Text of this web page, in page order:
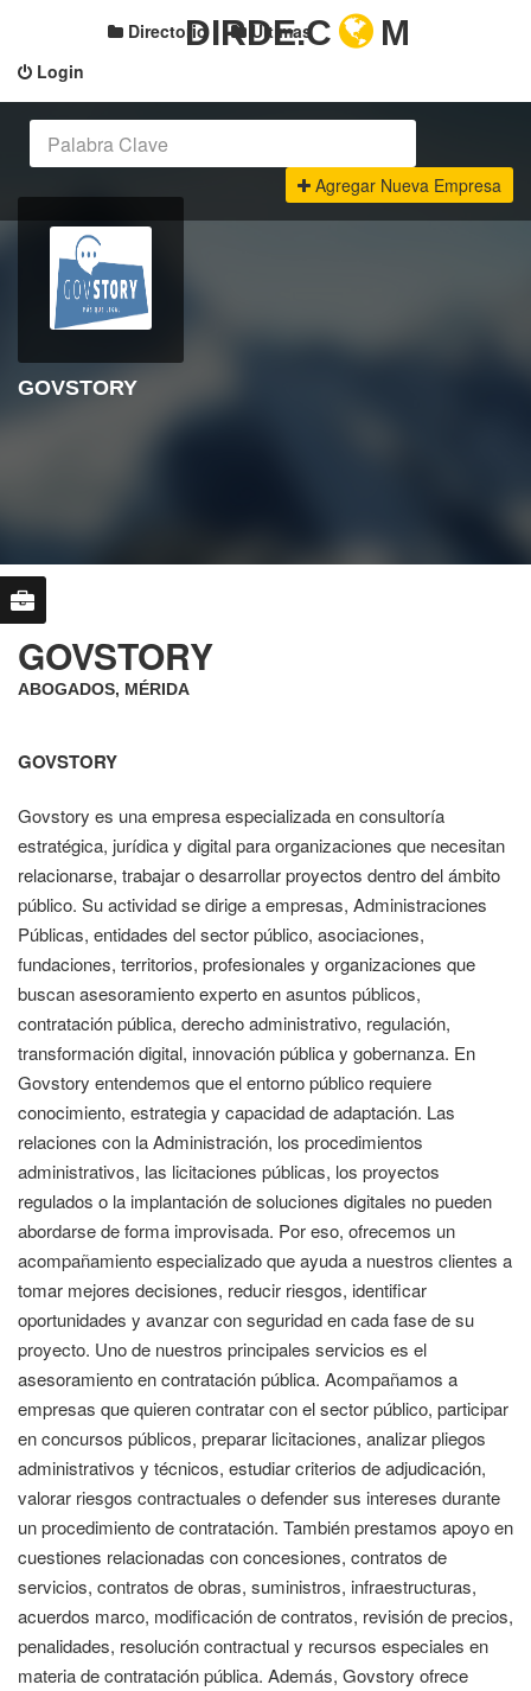
Login
Directorio Últimas
DIRDE.C M
Agregar Nueva Empresa
GOVSTORY
GOVSTORY
ABOGADOS, MÉRIDA
GOVSTORY
Govstory es una empresa especializada en consultoría
estratégica, jurídica y digital para organizaciones que necesitan
relacionarse, trabajar o desarrollar proyectos dentro del ámbito
público. Su actividad se dirige a empresas, Administraciones
Públicas, entidades del sector público, asociaciones,
fundaciones, territorios, profesionales y organizaciones que
buscan asesoramiento experto en asuntos públicos,
contratación pública, derecho administrativo, regulación,
transformación digital, innovación pública y gobernanza. En
Govstory entendemos que el entorno público requiere
conocimiento, estrategia y capacidad de adaptación. Las
relaciones con la Administración, los procedimientos
administrativos, las licitaciones públicas, los proyectos
regulados o la implantación de soluciones digitales no pueden
abordarse de forma improvisada. Por eso, ofrecemos un
acompañamiento especializado que ayuda a nuestros clientes a
tomar mejores decisiones, reducir riesgos, identificar
oportunidades y avanzar con seguridad en cada fase de su
proyecto. Uno de nuestros principales servicios es el
asesoramiento en contratación pública. Acompañamos a
empresas que quieren contratar con el sector público, participar
en concursos públicos, preparar licitaciones, analizar pliegos
administrativos y técnicos, estudiar criterios de adjudicación,
valorar riesgos contractuales o defender sus intereses durante
un procedimiento de contratación. También prestamos apoyo en
cuestiones relacionadas con concesiones, contratos de
servicios, contratos de obras, suministros, infraestructuras,
acuerdos marco, modificación de contratos, revisión de precios,
penalidades, resolución contractual y recursos especiales en
materia de contratación pública. Además, Govstory ofrece